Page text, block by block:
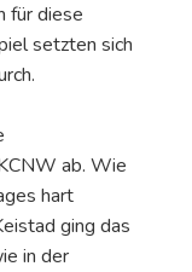
für diese
setzten sich
ab. Wie
hart
ging das
in der